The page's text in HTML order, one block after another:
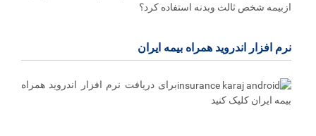
ازبیمه شخص ثالث وبدنه استفاده کرد؟
نرم افزار اندروید همراه بیمه ایران
برای دریافت نرم افزار اندروید همراه
بیمه ایران کلیک کنید